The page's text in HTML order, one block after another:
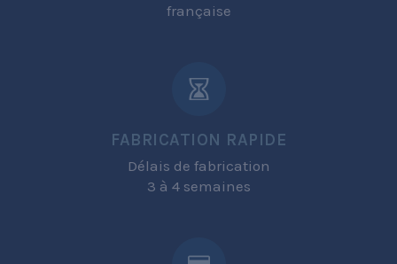
française
FABRICATION RAPIDE
Délais de fabrication
3 à 4 semaines